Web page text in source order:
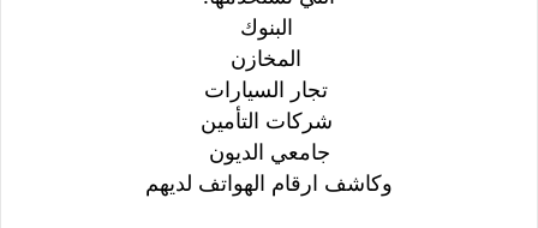
البنوك
المخازن
تجار السيارات
شركات التأمين
جامعي الديون
وكاشف ارقام الهواتف لديهم